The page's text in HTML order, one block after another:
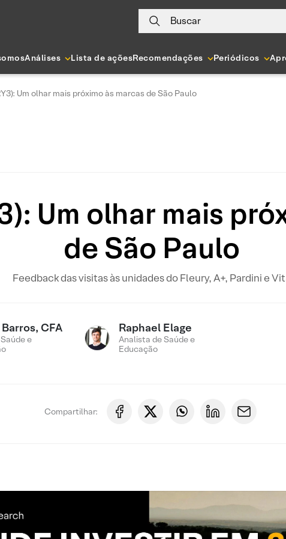
Buscar
Análises Lista de açõesRecomendações Periódicos
Um olhar mais próximo às marcas de São Paulo
Um olhar mais
de São Paulo
Feedback das visitas às unidades do Fleury, A+, Pardini e
CFA
e
Raphael Elage
Analista de Saúde e
Educação
Compartilhar: